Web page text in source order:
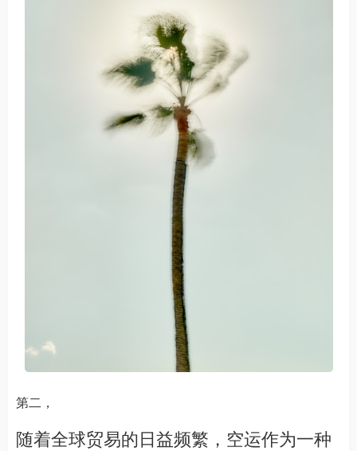
第二，
随着全球贸易的日益频繁，空运作为一种